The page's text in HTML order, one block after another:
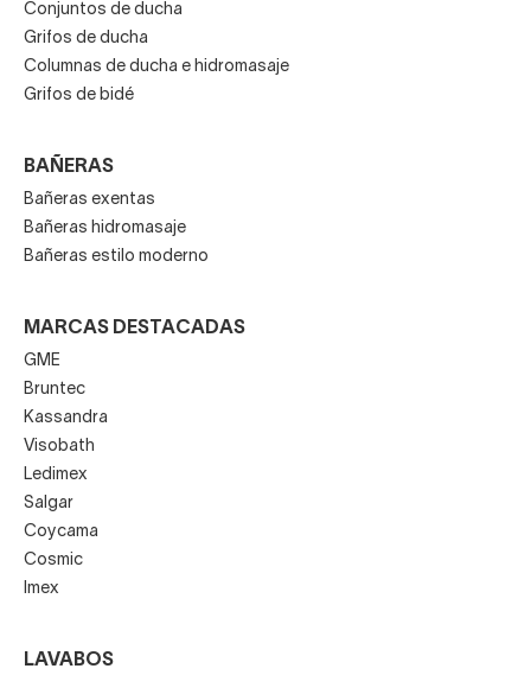
Conjuntos de ducha
Grifos de ducha
Columnas de ducha e hidromasaje
Grifos de bidé
BAÑERAS
Bañeras exentas
Bañeras hidromasaje
Bañeras estilo moderno
MARCAS DESTACADAS
GME
Bruntec
Kassandra
Visobath
Ledimex
Salgar
Coycama
Cosmic
Imex
LAVABOS